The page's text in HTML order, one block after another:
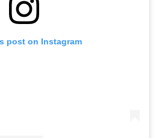
post on Instagram